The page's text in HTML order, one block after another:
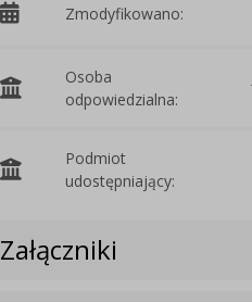
Zmodyfikowano:
Osoba
odpowiedzialna:
Podmiot
udostępniający:
Załączniki